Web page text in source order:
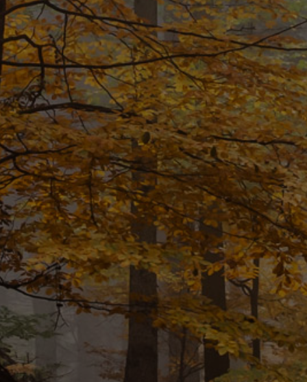
wielokulturowe dziedzictwo jest dumą obecnych mieszkańców
gminy.
WIĘCEJ